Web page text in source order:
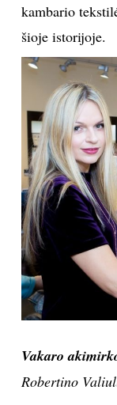
kambario
šioje istorijoje.
Vakaro
Robertino